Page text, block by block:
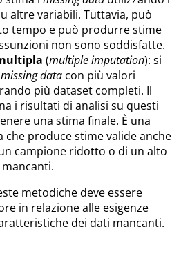
altre variabili. Tuttavia, può
tempo e può produrre stime
non sono soddisfatte.
(multiple imputation): si
missing data con più valori
più dataset completi. Il
i risultati di analisi su questi
una stima finale. È una
che produce stime valide anche
campione ridotto o di un alto
metodiche deve essere
in relazione alle esigenze
dei dati mancanti.